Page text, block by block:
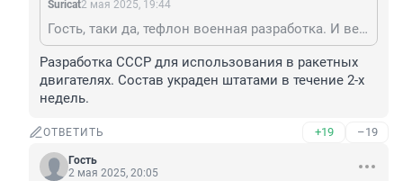
Suricat2 мая 2025, 19:44
Гость, таки да, тефлон военная разработка. И весьма токсична для человека.
Разработка СССР для использования в ракетных
двигателях. Состав украден штатами в течение 2-х
недель.
ОТВЕТИТЬ +19 –19
Гость
2 мая 2025, 20:05